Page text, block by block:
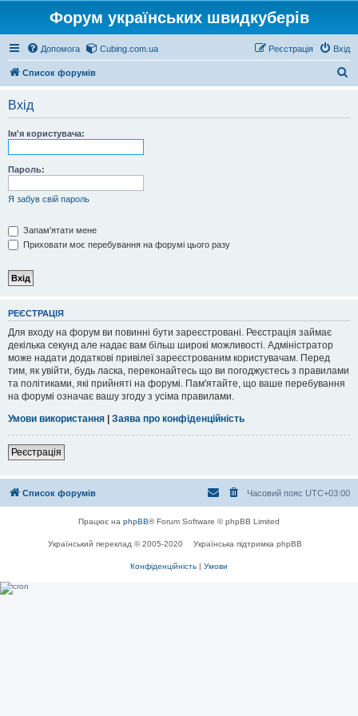
Форум українських швидкуберів
Допомога Cubing.com.ua Вхід
Реєстрація
Список форумів
Вхід
Ім'я користувача:
Пароль:
Я забув свій пароль
Запам'ятати мене
Приховати моє перебування на форумі цього разу
РЕЄСТРАЦІЯ
Для входу на форум ви повинні бути зареєстровані. Реєстрація займає
декілька секунд але надає вам більш широкі можливості. Адміністратор
може надати додаткові привілеї зареєстрованим користувачам. Перед
тим, як увійти, будь ласка, переконайтесь що ви погоджуєтесь з правилами
та політиками, які прийняті на форумі. Пам'ятайте, що ваше перебування
на форумі означає вашу згоду з усіма правилами.
Умови використання | Заява про конфіденційність
Реєстрація
Список форумів Часовий пояс UTC+03:00
Працює на phpBB® Forum Software © phpBB Limited
Український переклад © 2005-2020 Українська підтримка phpBB
Конфіденційність | Умови